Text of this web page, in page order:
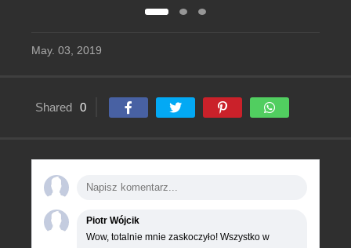
May. 03, 2019
Shared 0
Piotr Wójcik
Wow, totalnie mnie zaskoczyło! Wszystko w